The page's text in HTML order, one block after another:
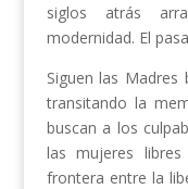
siglos atrás
modernidad. El
Siguen las
transitando la
buscan a los
las mujeres libres
frontera entre la